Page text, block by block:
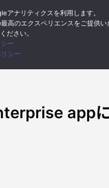
Google Workspace モバイ
app
アナリティクスを利用します。
高のエクスペリエンスをご提供い
ださい。
ー
シー